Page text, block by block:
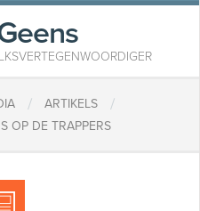
/ ARTIKELS /
OP DE TRAPPERS